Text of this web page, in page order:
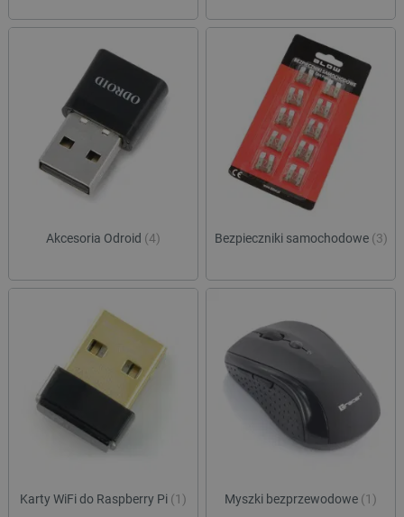
Akcesoria Odroid (4) Bezpieczniki samochodowe (3)
Karty WiFi do Raspberry Pi (1) Myszki bezprzewodowe (1)